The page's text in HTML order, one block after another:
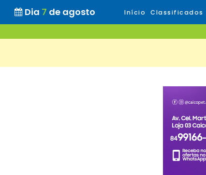
Dia 7 de agosto Início Classificados